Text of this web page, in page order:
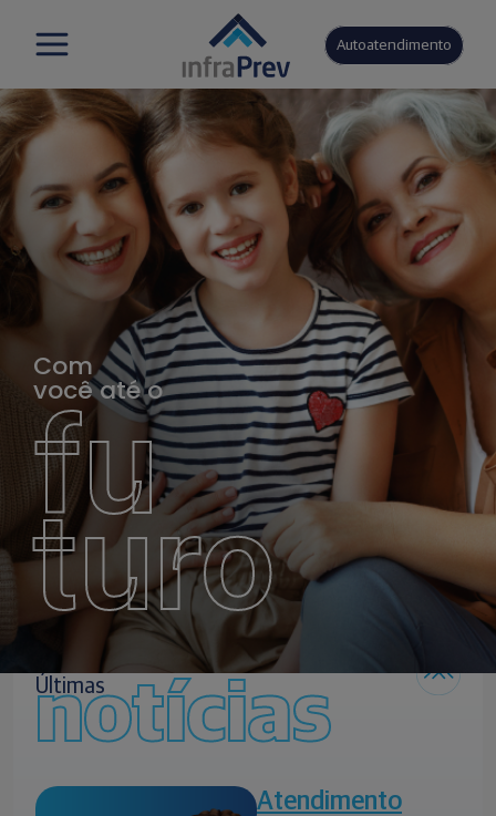
Autoatendimento
Com
você até o
fu
turo
Últimas
notícias
Atendimento